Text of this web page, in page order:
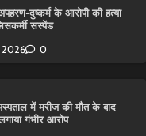
दुष्कर्म के आरोपी की हत्या
सस्पेंड
2026 0
में मरीज की मौत के बाद
गंभीर आरोप